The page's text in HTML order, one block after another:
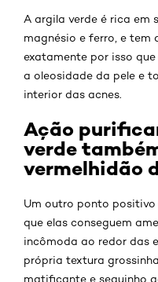
A argila verde é rica em
magnésio e ferro, e tem
exatamente por isso
a oleosidade da pele e
interior das acnes.
Ação
verde
vermelhidão
Um outro ponto positivo
que elas conseguem
incômoda ao redor das
própria textura
matificante e seguinho